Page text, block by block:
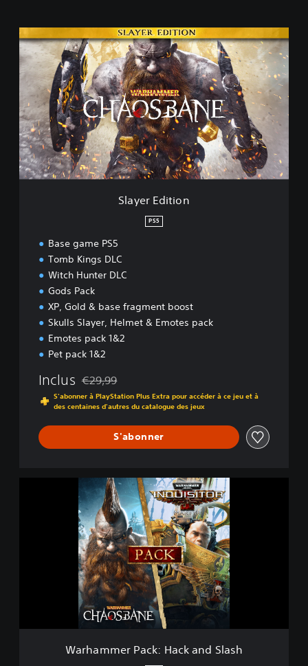
S
l
a
y
E
d
i
t
i
o
Slayer Edition
PS5
Base game PS5
Tomb Kings DLC
Witch Hunter DLC
Gods Pack
XP, Gold & base fragment boost
Skulls Slayer, Helmet & Emotes pack
Emotes pack 1&2
Pet pack 1&2
Inclus Remise par rapport au prix d'origine de €29,99
€29,99
S'abonner à PlayStation Plus Extra pour accéder à ce jeu et à
des centaines d'autres du catalogue des jeux
S'abonner
c
Warhammer Pack: Hack and Slash